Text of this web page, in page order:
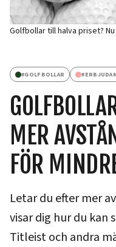
Golfbollar till halva priset?
#GOLFBOLLAR #
MER
FÖR
Letar du efter mer
visar dig hur du kan
Titleist och andra